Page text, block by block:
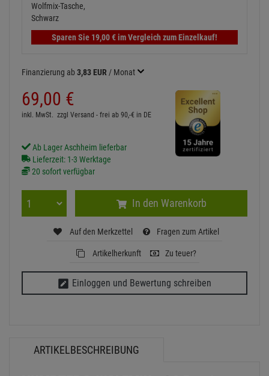
Sparen Sie 19,00€im Vergleich zum Einzelkauf!
Finanzierung ab3,83 EUR / Monat
69,00 €
inkl. MwSt. zzgl Versand - frei ab 90,-€ in DE
Ab Lager Aschheim lieferbar
Lieferzeit: 1-3 Werktage
20 sofort verfügbar
In den Warenkorb
Auf den Merkzettel Fragen zum Artikel
Artikelherkunft Zu teuer?
Einloggen und Bewertung schreiben
ARTIKELBESCHREIBUNG